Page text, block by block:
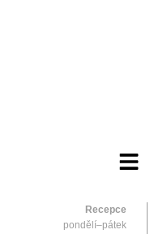
Recepce
pondělí–pátek